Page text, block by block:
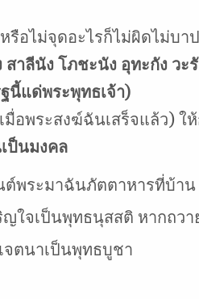
อไม่จุดอะไรก็ไม่ผิดไม่บา
าลีนัง โภชะนัง อุทะกัง วะ
นี้แด่พระพุทธเจ้า)
อพระสงฆ์ฉันเสร็จแล้ว) ใ
ป็นมงคล
พระมาฉันภัตตาหารที่บ้า
ใจเป็นพุทธนุสสติ หากถว
จตนาเป็นพุทธบูชา